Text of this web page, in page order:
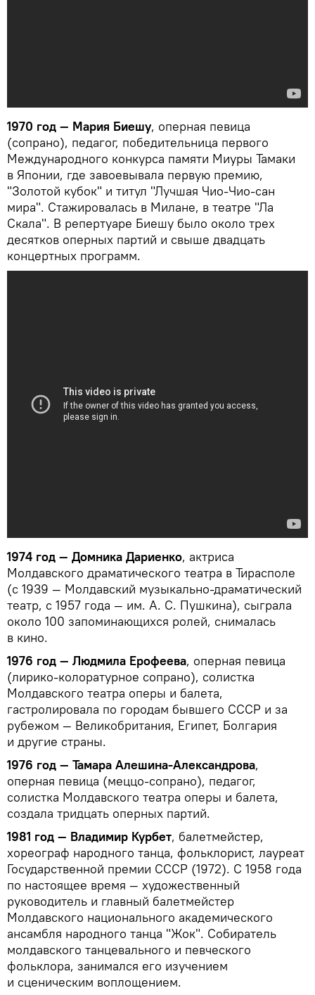
1970 год — Мария Биешу, оперная певица
(сопрано), педагог, победительница первого
Международного конкурса памяти Миуры Тамаки
в Японии, где завоевывала первую премию,
"Золотой кубок" и титул "Лучшая Чио-Чио-сан
мира". Стажировалась в Милане, в театре "Ла
Скала". В репертуаре Биешу было около трех
десятков оперных партий и свыше двадцать
концертных программ.
1974 год — Домника Дариенко, актриса
Молдавского драматического театра в Тирасполе
(с 1939 — Молдавский музыкально-драматический
театр, с 1957 года — им. А. С. Пушкина), сыграла
около 100 запоминающихся ролей, снималась
в кино.
1976 год — Людмила Ерофеева, оперная певица
(лирико-колоратурное сопрано), солистка
Молдавского театра оперы и балета,
гастролировала по городам бывшего СССР и за
рубежом — Великобритания, Египет, Болгария
и другие страны.
1976 год — Тамара Алешина-Александрова,
оперная певица (меццо-сопрано), педагог,
солистка Молдавского театра оперы и балета,
создала тридцать оперных партий.
1981 год — Владимир Курбет, балетмейстер,
хореограф народного танца, фольклорист, лауреат
Государственной премии СССР (1972). С 1958 года
по настоящее время — художественный
руководитель и главный балетмейстер
Молдавского национального академического
ансамбля народного танца "Жок". Собиратель
молдавского танцевального и певческого
фольклора, занимался его изучением
и сценическим воплощением.